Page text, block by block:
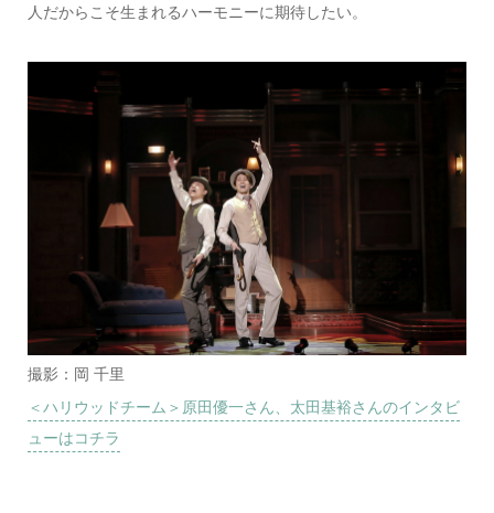
人だからこそ生まれるハーモニーに期待したい。
撮影：岡 千里
＜ハリウッドチーム＞原田優一さん、太田基裕さんのインタビ
ューはコチラ